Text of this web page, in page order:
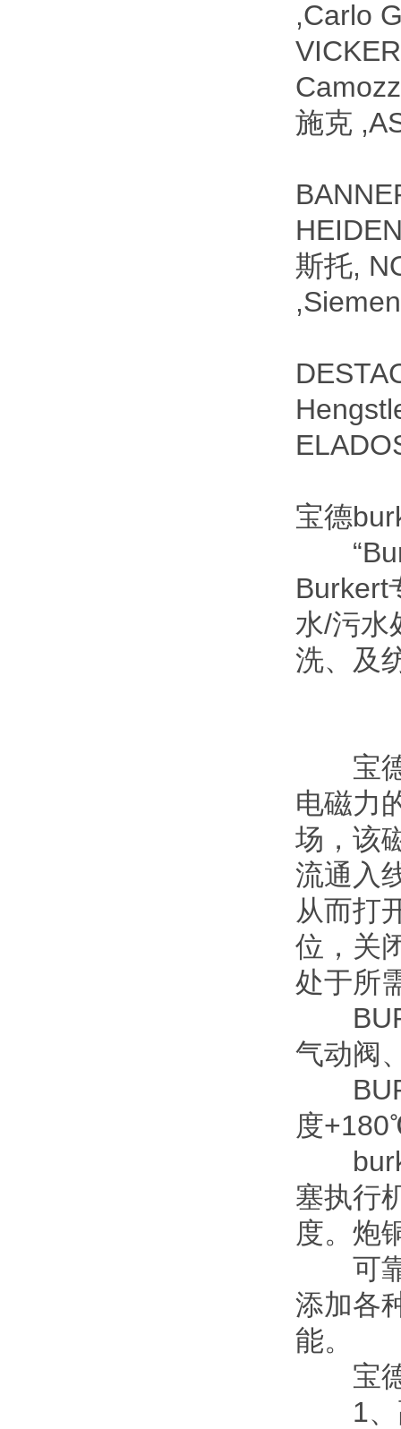
,Carlo
施克
斯托,
宝德
Burkert
水/污水
洗、及
宝德
电磁力
场，该
流通入
从而打
位，关
处于所
气动阀
度
塞执行
度。炮
可靠
添加各
能。
宝德
1、高